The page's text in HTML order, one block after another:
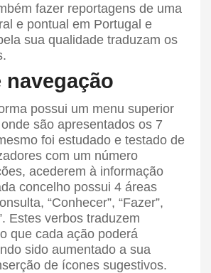
fazer reportagens de uma
e pontual em Portugal e
sua qualidade traduzam os
navegação
possui um menu superior
são apresentados os 7
foi estudado e testado de
com um número
acederem à informação
concelho possui 4 áreas
“Conhecer”, “Fazer”,
Estes verbos traduzem
que cada ação poderá
sido aumentado a sua
de ícones sugestivos.